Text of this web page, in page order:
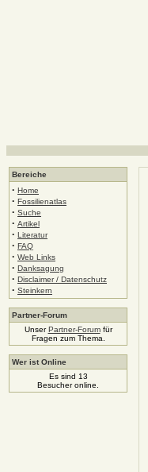
Bereiche
· Home
· Fossilienatlas
· Suche
· Artikel
· Literatur
· FAQ
· Web Links
· Danksagung
· Disclaimer / Datenschutz
· Steinkern
Partner-Forum
UnserPartner-Forumfür
Fragen zum Thema.
Wer ist Online
Es sind 13
Besucher online.